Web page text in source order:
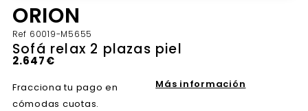
ORION
Ref 60019-M5655
Sofá relax 2 plazas piel
2.647€
Fracciona tu pago en
cómodas cuotas.
Más información